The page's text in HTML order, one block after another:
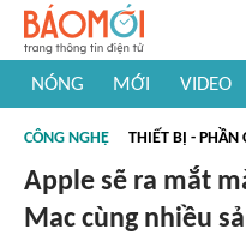
NÓNG MỚI VIDEO
#Khám phá thế giới
CÔNG NGHỆ THIẾT BỊ - PHẦN
Apple sẽ ra mắt
Mac cùng nhiều